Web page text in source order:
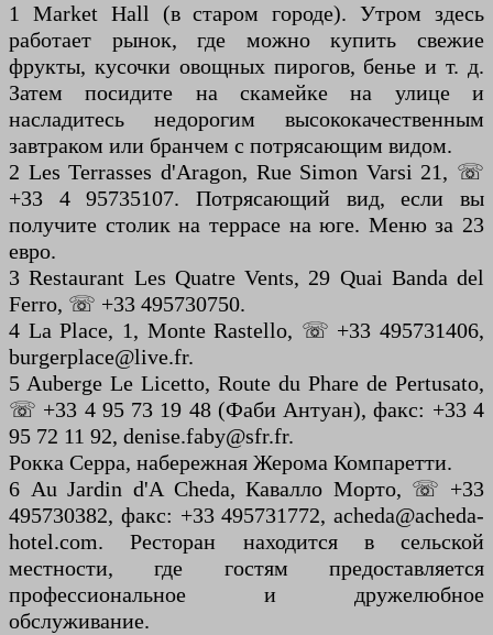
1 Market Hall (в старом городе). Утром здесь
работает рынок, где можно купить свежие
фрукты, кусочки овощных пирогов, бенье и т. д.
Затем посидите на скамейке на улице и
насладитесь недорогим высококачественным
завтраком или бранчем с потрясающим видом.
2 Les Terrasses d'Aragon, Rue Simon Varsi 21, ☏
+33 4 95735107. Потрясающий вид, если вы
получите столик на террасе на юге. Меню за 23
евро.
3 Restaurant Les Quatre Vents, 29 Quai Banda del
Ferro, ☏ +33 495730750.
4 La Place, 1, Monte Rastello, ☏ +33 495731406,
burgerplace@live.fr.
5 Auberge Le Licetto, Route du Phare de Pertusato,
☏ +33 4 95 73 19 48 (Фаби Антуан), факс: +33 4
95 72 11 92, denise.faby@sfr.fr.
Рокка Серра, набережная Жерома Компаретти.
6 Au Jardin d'A Cheda, Кавалло Морто, ☏ +33
495730382, факс: +33 495731772, acheda@acheda-
hotel.com. Ресторан находится в сельской
местности, где гостям предоставляется
профессиональное и дружелюбное
обслуживание.